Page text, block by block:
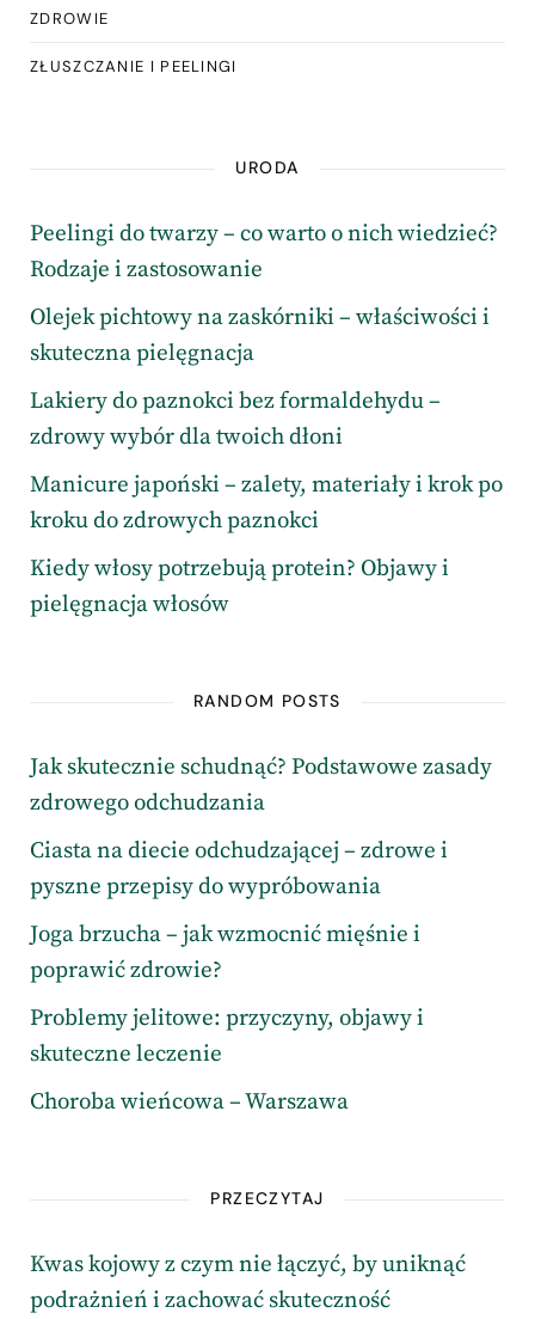
ZDROWIE
ZŁUSZCZANIE I PEELINGI
URODA
Peelingi do twarzy – co warto o nich wiedzieć?
Rodzaje i zastosowanie
Olejek pichtowy na zaskórniki – właściwości i
skuteczna pielęgnacja
Lakiery do paznokci bez formaldehydu –
zdrowy wybór dla twoich dłoni
Manicure japoński – zalety, materiały i krok po
kroku do zdrowych paznokci
Kiedy włosy potrzebują protein? Objawy i
pielęgnacja włosów
RANDOM POSTS
Jak skutecznie schudnąć? Podstawowe zasady
zdrowego odchudzania
Ciasta na diecie odchudzającej – zdrowe i
pyszne przepisy do wypróbowania
Joga brzucha – jak wzmocnić mięśnie i
poprawić zdrowie?
Problemy jelitowe: przyczyny, objawy i
skuteczne leczenie
Choroba wieńcowa – Warszawa
PRZECZYTAJ
Kwas kojowy z czym nie łączyć, by uniknąć
podrażnień i zachować skuteczność